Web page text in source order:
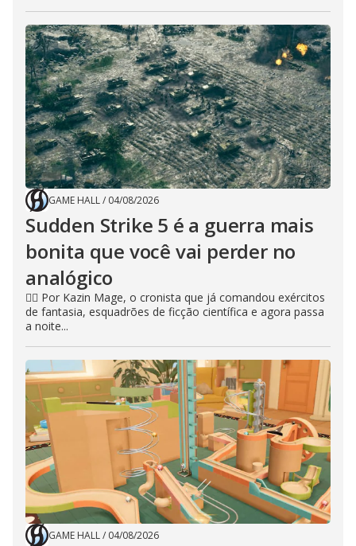
GAME HALL/ 04/08/2026
Sudden Strike 5 é a guerra mais
bonita que você vai perder no
analógico
🧙‍♂️ Por Kazin Mage, o cronista que já comandou exércitos
de fantasia, esquadrões de ficção científica e agora passa
a noite...
GAME HALL/ 04/08/2026